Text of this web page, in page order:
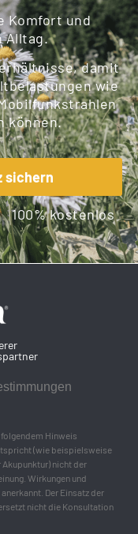
Komfort und
Alltag.
damit
wie
können.
sichern
100% kostenlos
Hinweis
(wie beispielsweise
nicht der
Wirkungen und
Der Einsatz der
nicht die Konsultation